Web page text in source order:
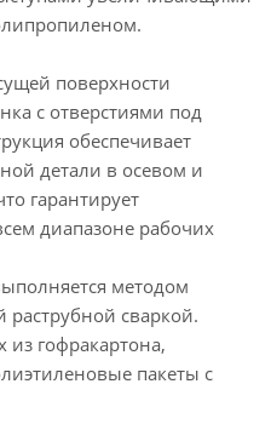
поверхности
с отверстиями под
обеспечивает
детали в осевом и
гарантирует
диапазоне рабочих
методом
сваркой.
из гофракартона,
пакеты с